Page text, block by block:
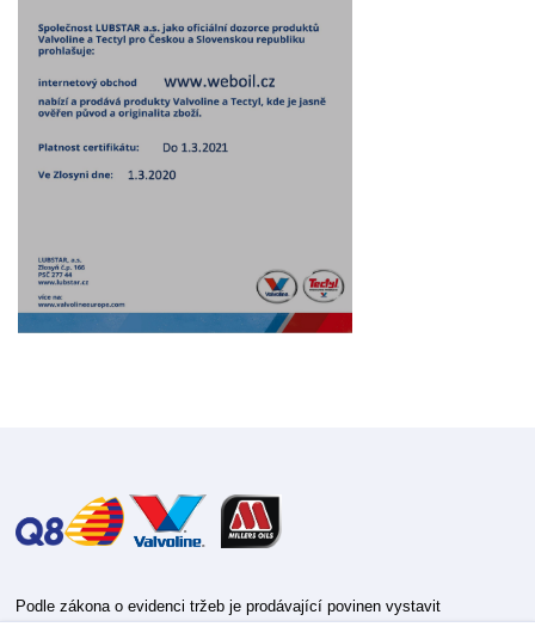
Podle zákona o evidenci tržeb je prodávající povinen vystavit